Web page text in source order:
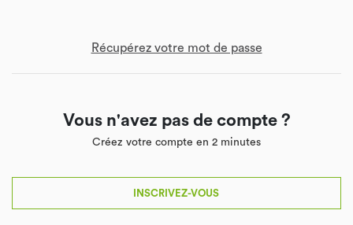
Récupérez votre mot de passe
Vous n'avez pas de compte ?
Créez votre compte en 2 minutes
INSCRIVEZ-VOUS